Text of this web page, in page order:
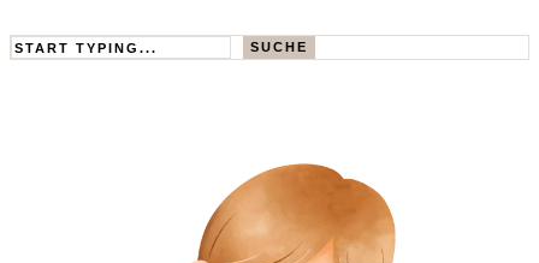
Search SUCHE